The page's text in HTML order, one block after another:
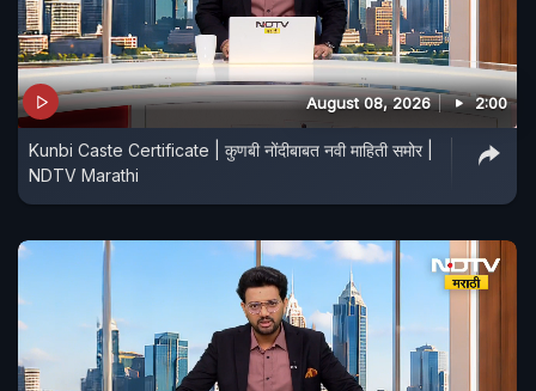
August 08, 2026 2:00
Kunbi Caste Certificate | कुणबी नोंदीबाबत नवी माहिती समोर |
NDTV Marathi